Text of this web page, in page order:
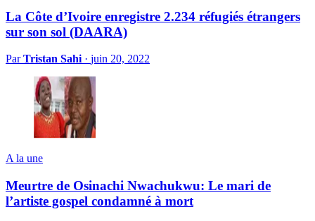
La Côte d’Ivoire enregistre 2.234 réfugiés étrangers
sur son sol (DAARA)
ParTristan Sahi · juin 20, 2022
A la une
Meurtre de Osinachi Nwachukwu: Le mari de
l’artiste gospel condamné à mort